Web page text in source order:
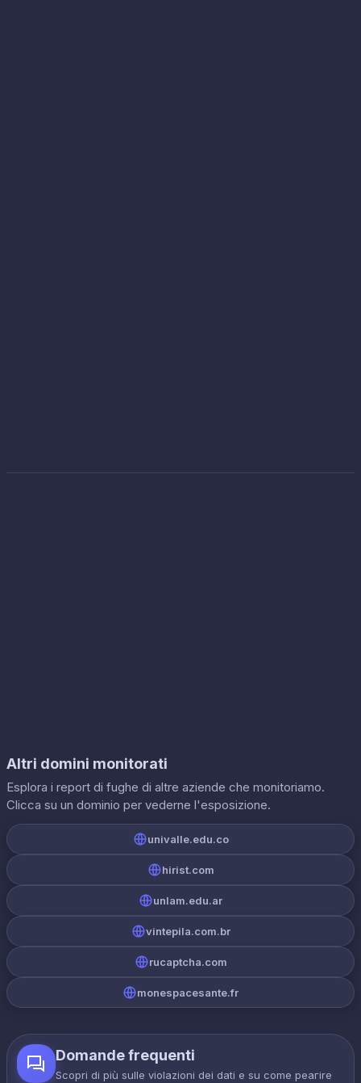
Altri domini monitorati
Esplora i report di fughe di altre aziende che monitoriamo.
Clicca su un dominio per vederne l'esposizione.
univalle.edu.co
hirist.com
unlam.edu.ar
vintepila.com.br
rucaptcha.com
monespacesante.fr
Domande frequenti
Scopri di più sulle violazioni dei dati e su come реагire